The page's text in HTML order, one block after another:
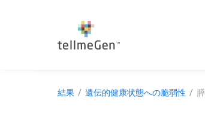
結果 遺伝的健康状態への脆弱性